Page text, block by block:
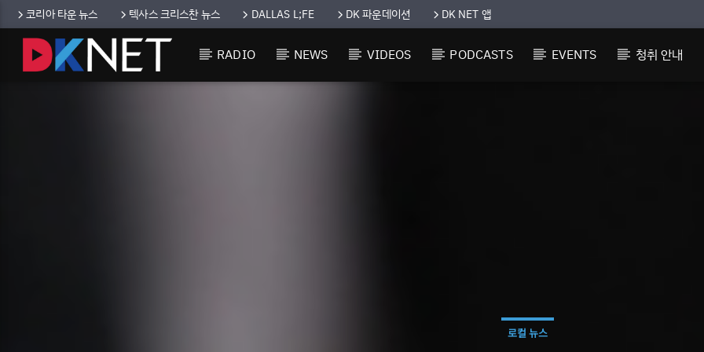
코리아 타운 뉴스 텍사스 크리스찬 뉴스 DALLAS L;FE DK 파운데이션 DK NET 앱
RADIO NEWS VIDEOS PODCASTS EVENTS 청취 안내
로컬 뉴스